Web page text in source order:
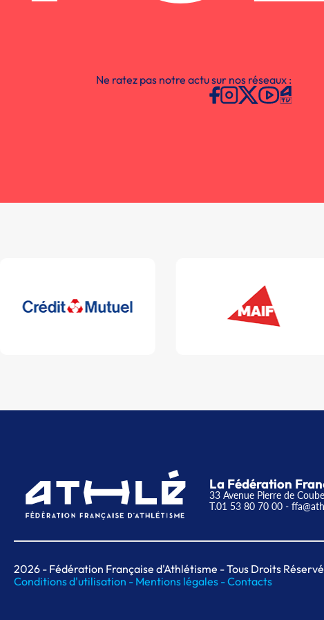
Ne ratez pas notre actu sur nos réseaux :
La Fédération
33 Avenue Pierre de
T.01 53 80 70 00 -
2026 - Fédération Française d'Athlétisme - Tous Droits
Conditions d'utilisation - Mentions légales -Contacts